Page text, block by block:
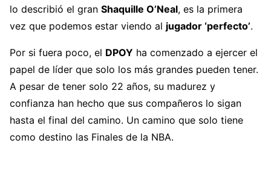
lo describió el gran Shaquille O’Neal, es la primera
vez que podemos estar viendo al jugador ‘perfecto’.
Por si fuera poco, el DPOY ha comenzado a ejercer el
papel de líder que solo los más grandes pueden tener.
A pesar de tener solo 22 años, su madurez y
confianza han hecho que sus compañeros lo sigan
hasta el final del camino. Un camino que solo tiene
como destino las Finales de la NBA.